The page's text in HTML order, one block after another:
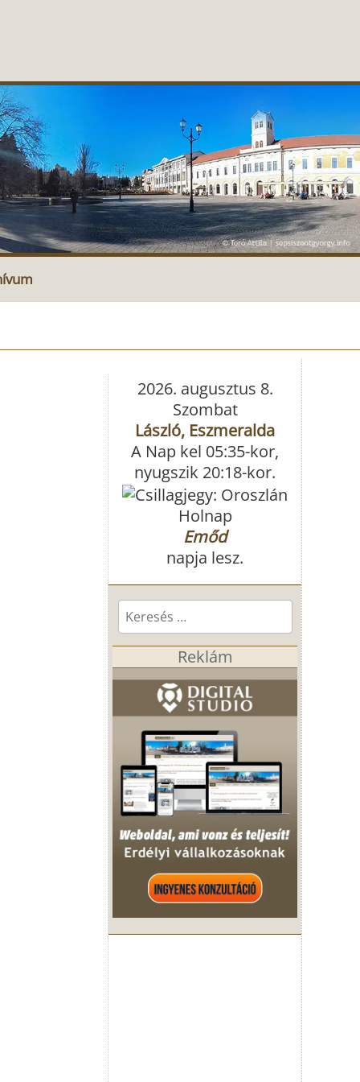
2026. augusztus 8.
Szombat
László, Eszmeralda
A Nap kel 05:35-kor,
nyugszik 20:18-kor.
Holnap
Emőd
napja lesz.
Keresés...
Reklám